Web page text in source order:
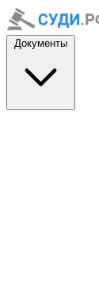
Документы